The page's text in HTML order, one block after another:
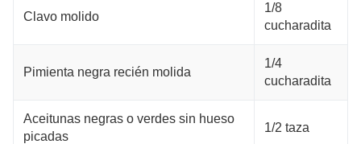
Clavo molido
1/8
cucharadita
Pimienta negra recién molida
1/4
cucharadita
Aceitunas negras o verdes sin hueso
picadas
1/2 taza